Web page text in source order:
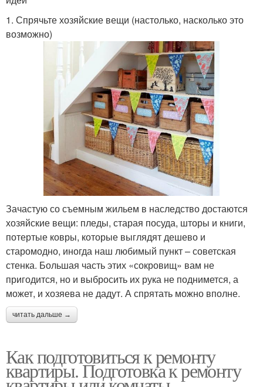
1. Спрячьте хозяйские вещи (настолько, насколько это
возможно)
Зачастую со съемным жильем в наследство достаются
хозяйские вещи: пледы, старая посуда, шторы и книги,
потертые ковры, которые выглядят дешево и
старомодно, иногда наш любимый пункт – советская
стенка. Большая часть этих «сокровищ» вам не
пригодится, но и выбросить их рука не поднимется, а
может, и хозяева не дадут. А спрятать можно вполне.
читать дальше →
Как подготовиться к ремонту
квартиры. Подготовка к ремонту